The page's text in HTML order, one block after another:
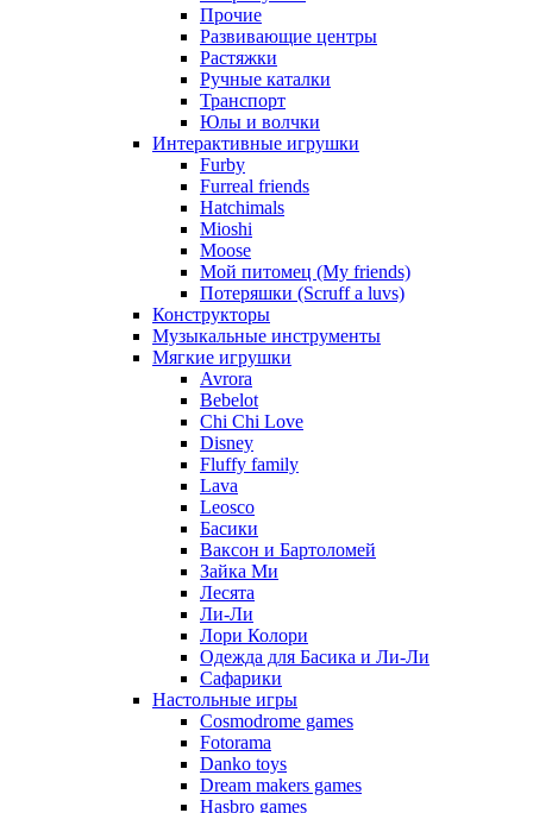
Прочие
Развивающие центры
Растяжки
Ручные каталки
Транспорт
Юлы и волчки
Интерактивные игрушки
Furby
Furreal friends
Hatchimals
Mioshi
Moose
Мой питомец (My friends)
Потеряшки (Scruff a luvs)
Конструкторы
Музыкальные инструменты
Мягкие игрушки
Avrora
Bebelot
Chi Chi Love
Disney
Fluffy family
Lava
Leosco
Басики
Ваксон и Бартоломей
Зайка Ми
Лесята
Ли-Ли
Лори Колори
Одежда для Басика и Ли-Ли
Сафарики
Настольные игры
Cosmodrome games
Fotorama
Danko toys
Dream makers games
Hasbro games